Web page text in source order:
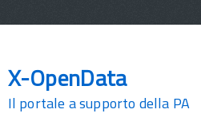
X-OpenData
Il portale a supporto della PA